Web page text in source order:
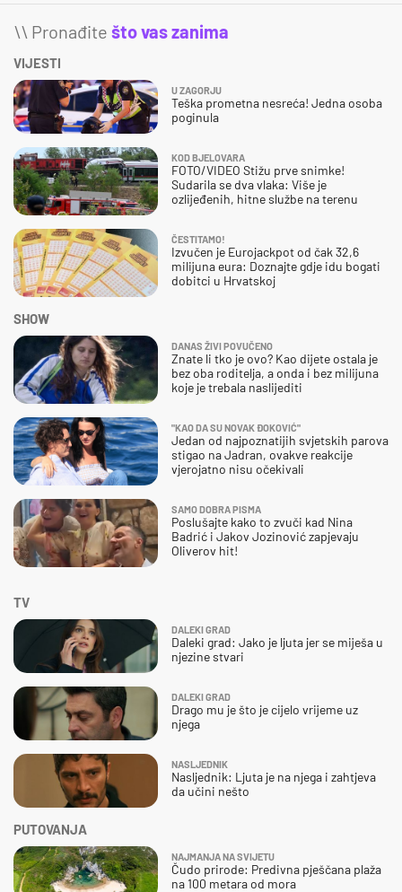
\\ Pronađite što vas zanima
VIJESTI
U ZAGORJU
Teška prometna nesreća! Jedna osoba
poginula
KOD BJELOVARA
FOTO/VIDEO Stižu prve snimke!
Sudarila se dva vlaka: Više je
ozlijeđenih, hitne službe na terenu
ČESTITAMO!
Izvučen je Eurojackpot od čak 32,6
milijuna eura: Doznajte gdje idu bogati
dobitci u Hrvatskoj
SHOW
DANAS ŽIVI POVUČENO
Znate li tko je ovo? Kao dijete ostala je
bez oba roditelja, a onda i bez milijuna
koje je trebala naslijediti
"KAO DA SU NOVAK ĐOKOVIĆ"
Jedan od najpoznatijih svjetskih parova
stigao na Jadran, ovakve reakcije
vjerojatno nisu očekivali
SAMO DOBRA PISMA
Poslušajte kako to zvuči kad Nina
Badrić i Jakov Jozinović zapjevaju
Oliverov hit!
TV
DALEKI GRAD
Daleki grad: Jako je ljuta jer se miješa u
njezine stvari
DALEKI GRAD
Drago mu je što je cijelo vrijeme uz
njega
NASLJEDNIK
Nasljednik: Ljuta je na njega i zahtjeva
da učini nešto
PUTOVANJA
NAJMANJA NA SVIJETU
Čudo prirode: Predivna pješčana plaža
na 100 metara od mora